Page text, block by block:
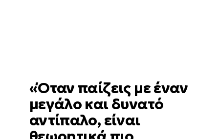
«Όταν παίζεις με έναν
μεγάλο και δυνατό
αντίπαλο, είναι